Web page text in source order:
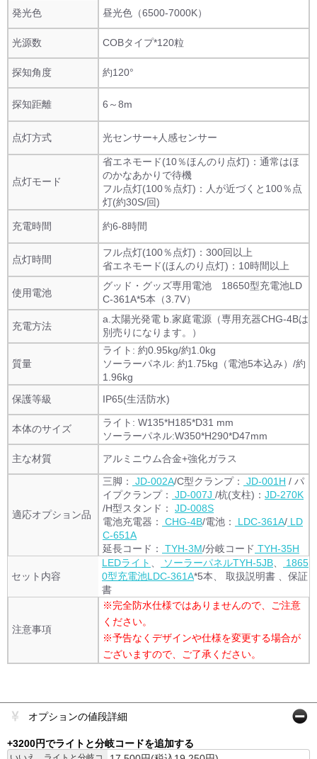
発光色 昼光色（6500-7000K）
光源数 COBタイプ*120粒
探知角度 約120°
探知距離 6～8m
点灯方式 光センサー+人感センサー
点灯モード
省エネモード(10％ほんのり点灯)：通常はほ
のかなあかりで待機
フル点灯(100％点灯)：人が近づくと100％点
灯(約30S/回)
充電時間 約6-8時間
点灯時間
フル点灯(100％点灯)：300回以上
省エネモード(ほんのり点灯)：10時間以上
使用電池
グッド・グッズ専用電池 18650型充電池LD
C-361A*5本（3.7V）
充電方法
a.太陽光発電 b.家庭電源（専用充器CHG-4Bは
別売りになります。）
質量
ライト: 約0.95kg/約1.0kg
ソーラーパネル: 約1.75kg（電池5本込み）/約
1.96kg
保護等級
IP65(生活防水)
本体のサイズ
ライト: W135*H185*D31 mm
ソーラーパネル:W350*H290*D47mm
主な材質
アルミニウム合金+強化ガラス
適応オプション品
三脚： JD-002A/C型クランプ： JD-001H / パ
イプクランプ：
JD-007J /杭(支柱)： JD-270K
/H型スタンド： JD-008S
電池充電器：
CHG-4B/電池： LDC-361A/ LD
C-651A
延長コード：
TYH-3M/分岐コード TYH-35H
セット内容
LEDライト ソーラーパネルTYH-5JB
1865
0型充電池LDC-361A*5本、 取扱説明書 、保証
書
注意事項
※完全防水仕様ではありませんので、ご注意
ください。
※予告なくデザインや仕様を変更する場合が
ございますので、ご了承ください。
オプションの値段詳細
+3200円でライトと分岐コードを追加する